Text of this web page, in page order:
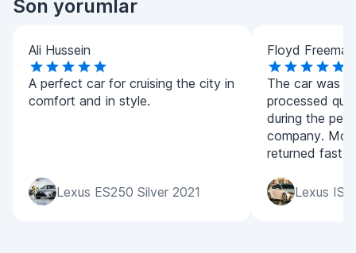
Son yorumlar
Ali Hussein
A perfect car for cruising the city in
comfort and in style.
Lexus ES250 Silver 2021
Floyd Freeman
The car was
processed
during the
company.
returned fast.
Lexus